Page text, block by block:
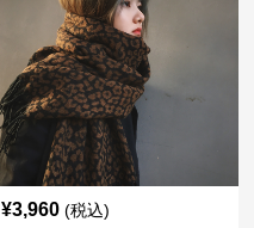
¥3,960 (税込)